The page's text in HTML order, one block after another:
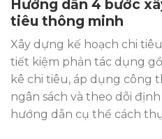
Hướng dẫn 4 bước
tiêu thông minh
Xây dựng kế hoạch chi
tiết kiệm phản tác dụng
kê chi tiêu, áp dụng công
ngân sách và theo dõi
hướng dẫn cụ thể cách